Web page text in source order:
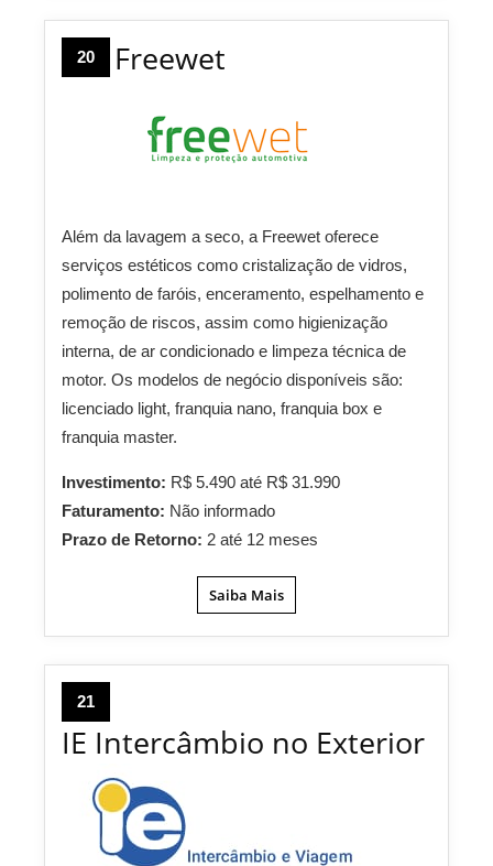
20 Freewet
Além da lavagem a seco, a Freewet oferece
serviços estéticos como cristalização de vidros,
polimento de faróis, enceramento, espelhamento e
remoção de riscos, assim como higienização
interna, de ar condicionado e limpeza técnica de
motor. Os modelos de negócio disponíveis são:
licenciado light, franquia nano, franquia box e
franquia master.
Investimento: R$ 5.490 até R$ 31.990
Faturamento: Não informado
Prazo de Retorno: 2 até 12 meses
Saiba Mais
21
IE Intercâmbio no Exterior